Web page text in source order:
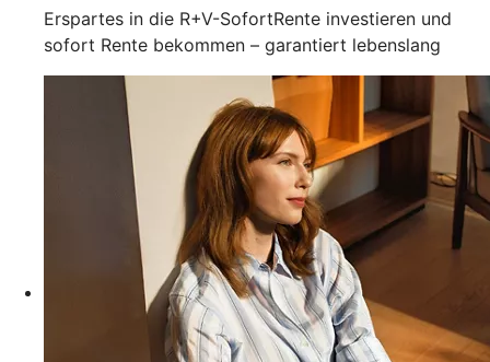
Erspartes in die R+V-SofortRente investieren und
sofort Rente bekommen – garantiert lebenslang